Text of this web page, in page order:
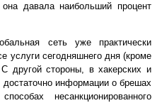
давала наибольший процент
сеть уже практически
услуги сегодняшнего дня (кроме
другой стороны, в хакерских и
достаточно информации о брешах
несанкционированного